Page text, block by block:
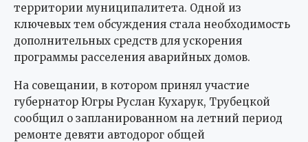
территории муниципалитета. Одной из
ключевых тем обсуждения стала необходимость
дополнительных средств для ускорения
программы расселения аварийных домов.
На совещании, в котором принял участие
губернатор Югры Руслан Кухарук, Трубецкой
сообщил о запланированном на летний период
ремонте девяти автодорог общей